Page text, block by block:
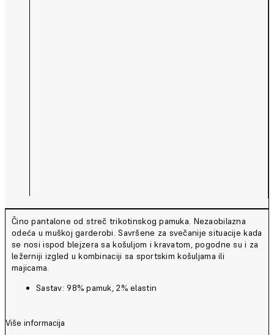
Čino pantalone od streč trikotinskog pamuka. Nezaobilazna
odeća u muškoj garderobi. Savršene za svečanije situacije kada
se nosi ispod blejzera sa košuljom i kravatom, pogodne su i za
ležerniji izgled u kombinaciji sa sportskim košuljama ili
majicama.
Sastav: 98% pamuk, 2% elastin
Više informacija